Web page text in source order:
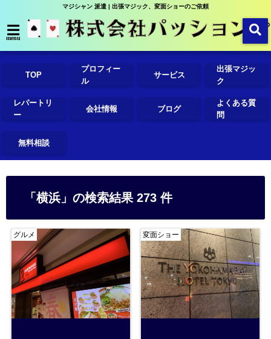
マジシャン 派遣 | 出張マジック、変面ショーのご依頼
menu
TOP
プロフィー
ル
サービス
出張マジッ
ク
レパートリ
ー
会社情報 ブログ
よくある質
問
無料相談
「横浜」の検索結果 273 件
グルメ 変面ショー